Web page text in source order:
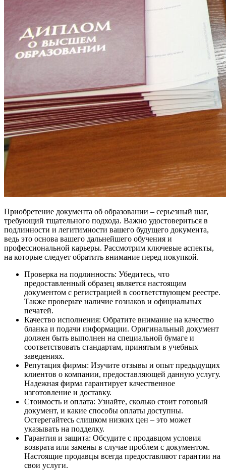
Приобретение документа об образовании – серьезный шаг,
требующий тщательного подхода. Важно удостовериться в
подлинности и легитимности вашего будущего документа,
ведь это основа вашего дальнейшего обучения и
профессиональной карьеры. Рассмотрим ключевые аспекты,
на которые следует обратить внимание перед покупкой.
Проверка на подлинность: Убедитесь, что
предоставленный образец является настоящим
документом с регистрацией в соответствующем реестре.
Также проверьте наличие гознаков и официальных
печатей.
Качество исполнения: Обратите внимание на качество
бланка и подачи информации. Оригинальный документ
должен быть выполнен на специальной бумаге и
соответствовать стандартам, принятым в учебных
заведениях.
Репутация фирмы: Изучите отзывы и опыт предыдущих
клиентов о компании, предоставляющей данную услугу.
Надежная фирма гарантирует качественное
изготовление и доставку.
Стоимость и оплата: Узнайте, сколько стоит готовый
документ, и какие способы оплаты доступны.
Остерегайтесь слишком низких цен – это может
указывать на подделку.
Гарантия и защита: Обсудите с продавцом условия
возврата или замены в случае проблем с документом.
Настоящие продавцы всегда предоставляют гарантии на
свои услуги.